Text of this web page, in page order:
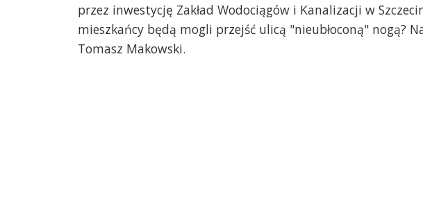
przez inwestycję Zakład Wodociągów i Kanalizacji w
mieszkańcy będą mogli przejść ulicą "nieubłoconą" nogą?
Tomasz Makowski.